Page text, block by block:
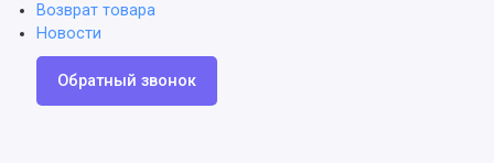
Возврат товара
Новости
Обратный звонок